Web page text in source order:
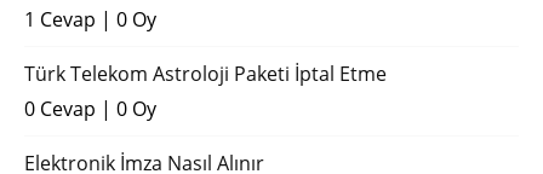
1 Cevap | 0 Oy
Türk Telekom Astroloji Paketi İptal Etme
0 Cevap | 0 Oy
Elektronik İmza Nasıl Alınır